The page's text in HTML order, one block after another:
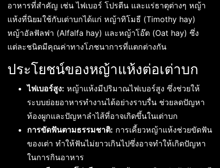
อาหารที่สำคัญ เช่น ไฟเบอร์ โปรตีน และแร่ธาตุต่างๆ หญ้า
แห้งที่นิยมใช้กับเต่าบกได้แก่ หญ้าทิโมธี (Timothy hay)
หญ้าอัลฟัลฟา (Alfalfa hay) และหญ้าโอ๊ต (Oat hay) ซึ่ง
แต่ละชนิดมีคุณค่าทางโภชนาการที่แตกต่างกัน
ประโยชน์ของหญ้าแห้งต่อเต่าบก
ไฟเบอร์สูง: หญ้าแห้งมีปริมาณไฟเบอร์สูง ซึ่งช่วยให้
ระบบย่อยอาหารทำงานได้อย่างราบรื่น ช่วยลดปัญหา
ท้องผูกและปัญหาลำไส้ที่อาจเกิดขึ้นในเต่าบก
การขัดฟันตามธรรมชาติ: การเคี้ยวหญ้าแห้งช่วยขัดฟัน
ของเต่า ทำให้ฟันไม่ยาวเกินไปซึ่งอาจทำให้เกิดปัญหา
ในการกินอาหาร